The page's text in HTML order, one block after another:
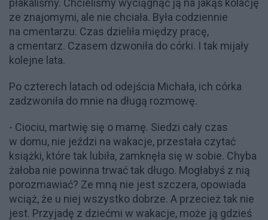
ze znajomymi, ale nie chciała. Była codziennie
na cmentarzu. Czas dzieliła między pracę,
a cmentarz. Czasem dzwoniła do córki. I tak mijały
kolejne lata.
Po czterech latach od odejścia Michała, ich córka
zadzwoniła do mnie na długą rozmowę.
- Ciociu, martwię się o mamę. Siedzi cały czas
w domu, nie jeździ na wakacje, przestała czytać
książki, które tak lubiła, zamknęła się w sobie. Chyba
żałoba nie powinna trwać tak długo. Mogłabyś z nią
porozmawiać? Ze mną nie jest szczera, opowiada
wciąż, że u niej wszystko dobrze. A przecież tak nie
jest. Przyjadę z dziećmi w wakacje, może ją gdzieś